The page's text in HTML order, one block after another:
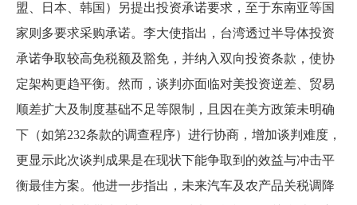
盟、日本、韩国）另提出投资承诺要求，至于东南亚等国
家则多要求采购承诺。李大使指出，台湾透过半导体投资
承诺争取较高免税额及豁免，并纳入双向投资条款，使协
定架构更趋平衡。然而，谈判亦面临对美投资逆差、贸易
顺差扩大及制度基础不足等限制，且因在美方政策未明确
下（如第232条款的调查程序）进行协商，增加谈判难度，
更显示此次谈判成果是在现状下能争取到的效益与冲击平
衡最佳方案。他进一步指出，未来汽车及农产品关税调降